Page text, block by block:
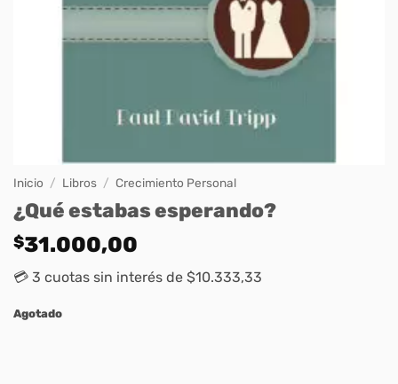
Inicio / Libros / Crecimiento Personal
¿Qué estabas esperando?
$31.000,00
💳 3 cuotas sin interés de $10.333,33
Agotado